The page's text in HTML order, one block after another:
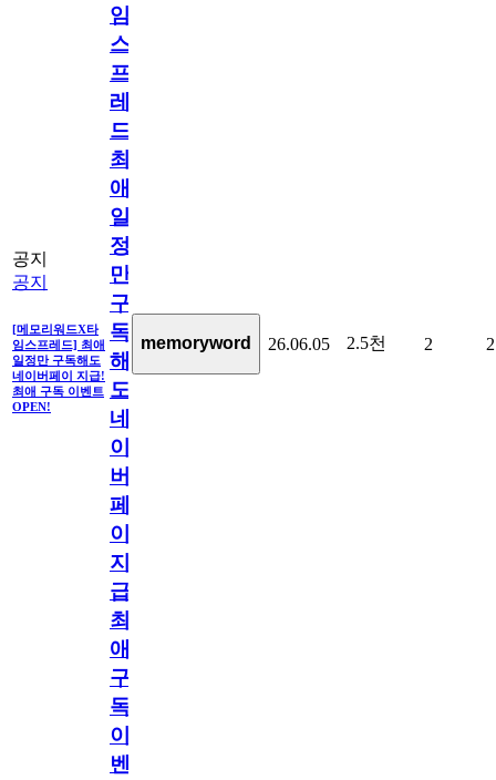
공지
공지
[메모리워드X타
임스프레드] 최애
일정만 구독해도
네이버페이 지급!
최애 구독 이벤트
OPEN!
임
스
프
레
드]
최
애
일
정
만
구
독
해
도
네
이
버
페
이
지
급!
최
애
구
독
이
벤
memoryword 26.06.05 2.5천 2 2